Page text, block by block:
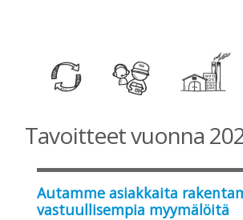
Tavoitteet vuonna
Autamme asiakkaita
vastuullisempia myymälöitä